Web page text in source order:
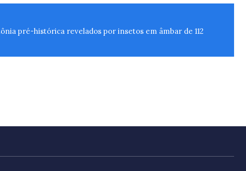
pré-histórica revelados por insetos em âmbar de 112